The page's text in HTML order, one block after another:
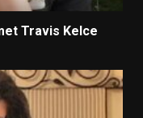
Travis Kelce